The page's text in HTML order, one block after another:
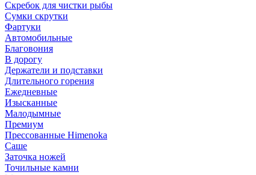
Скребок для чистки рыбы
Сумки скрутки
Фартуки
Автомобильные
Благовония
В дорогу
Держатели и подставки
Длительного горения
Ежедневные
Изысканные
Малодымные
Премиум
Прессованные Himenoka
Саше
Заточка ножей
Точильные камни